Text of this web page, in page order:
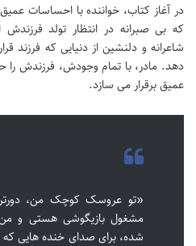
در آغاز کتاب، خواننده با احساسات
که بی صبرانه در انتظار تولد
شاعرانه و دلنشین از دنیایی که فرزند
دهد. مادر، با تمام وجودش، فرزندش را
عمیق برقرار می سازد.
«تو عروسک کوچک من،
مشغول بازیگوشی هستی و
شده، برای صدای خنده هایی